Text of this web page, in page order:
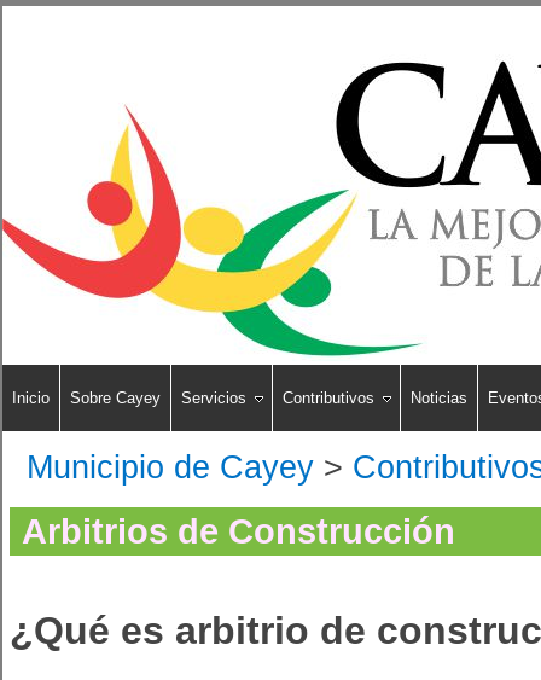
Inicio Sobre Cayey Servicios Contributivos Noticias
Municipio de Cayey>
Arbitrios de Construcción
¿Qué es arbitrio de